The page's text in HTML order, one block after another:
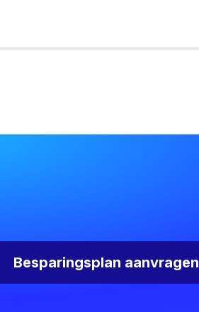
Besparingsplan aanvragen